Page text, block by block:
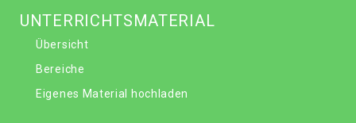
UNTERRICHTSMATERIAL
Übersicht
Bereiche
Eigenes Material hochladen